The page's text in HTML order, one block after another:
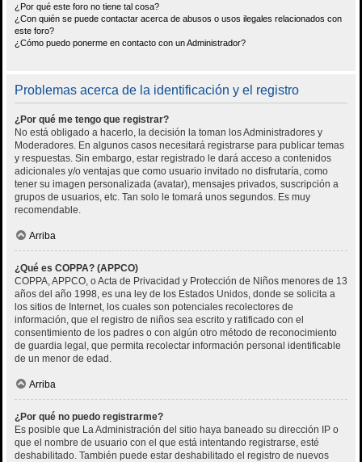
¿Por qué este foro no tiene tal cosa?
¿Con quién se puede contactar acerca de abusos o usos ilegales relacionados con
este foro?
¿Cómo puedo ponerme en contacto con un Administrador?
Problemas acerca de la identificación y el registro
¿Por qué me tengo que registrar?
No está obligado a hacerlo, la decisión la toman los Administradores y
Moderadores. En algunos casos necesitará registrarse para publicar temas
y respuestas. Sin embargo, estar registrado le dará acceso a contenidos
adicionales y/o ventajas que como usuario invitado no disfrutaría, como
tener su imagen personalizada (avatar), mensajes privados, suscripción a
grupos de usuarios, etc. Tan solo le tomará unos segundos. Es muy
recomendable.
Arriba
¿Qué es COPPA? (APPCO)
COPPA, APPCO, o Acta de Privacidad y Protección de Niños menores de 13
años del año 1998, es una ley de los Estados Unidos, donde se solicita a
los sitios de Internet, los cuales son potenciales recolectores de
información, que el registro de niños sea escrito y ratificado con el
consentimiento de los padres o con algún otro método de reconocimiento
de guardia legal, que permita recolectar información personal identificable
de un menor de edad.
Arriba
¿Por qué no puedo registrarme?
Es posible que La Administración del sitio haya baneado su dirección IP o
que el nombre de usuario con el que está intentando registrarse, esté
deshabilitado. También puede estar deshabilitado el registro de nuevos